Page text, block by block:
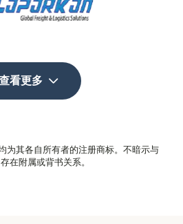
看更多
为其各自所有者的注册商标。不暗示与
在附属或背书关系。